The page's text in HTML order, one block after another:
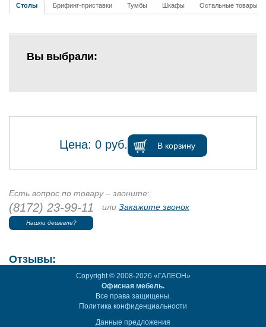
Столы Брифинг-приставки Тумбы Шкафы Остальные товары
Вы выбрали:
Цена: 0руб. В корзину
Есть вопрос по товару – звоните:
(8172) 23-99-11 или Закажите звонок
Нашли дешевле?
Отзывы:
Copyright © 2008-2026 «ГАЛЕОН»
Офисная мебель.
Все права защищены.
Политика конфиденциальности
Данные предложения